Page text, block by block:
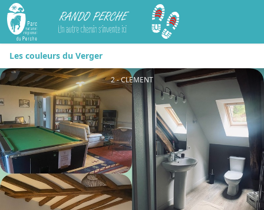
Rando Perche
Les couleurs du Verger
2 - CLEMENT